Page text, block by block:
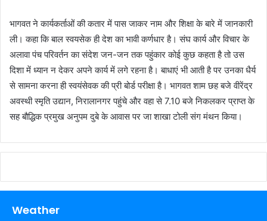
भागवत ने कार्यकर्ताओं की कतार में पास जाकर नाम और शिक्षा के बारे में जानकारी
ली। कहा कि बाल स्वयसेक ही देश का भावी कर्णधार है। संघ कार्य और विचार के
अलावा पंच परिवर्तन का संदेश जन-जन तक पहुंकार कोई कुछ कहता है तो उस
दिशा में ध्यान न देकर अपने कार्य में लगे रहना है। बाधाएं भी आती है पर उनका धैर्य
से सामना करना ही स्वयंसेवक की प्री बोर्ड परीक्षा है। भागवत शाम छह बजे वीरेंद्र
अवस्थी स्मृति उद्यान, निरालानगर पहुंचे और वहा से 7.10 बजे निकलकर प्राप्त के
सह बौद्धिक प्रमुख अनुपम दुबे के आवास पर जा शाखा टोली संग मंथन किया।
Weather